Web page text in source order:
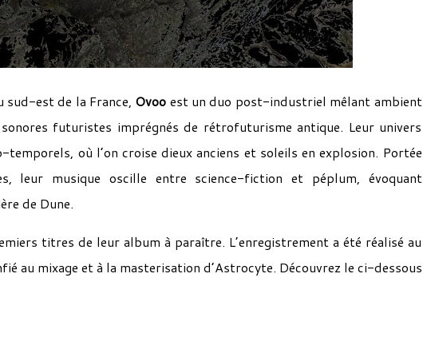
sud-est de la France, Ovoo est un duo post-industriel mêlant ambient
futuristes imprégnés de rétrofuturisme antique. Leur univers
où l’on croise dieux anciens et soleils en explosion. Portée
leur musique oscille entre science-fiction et péplum, évoquant
de Dune.
titres de leur album à paraître. L’enregistrement a été réalisé au
au mixage et à la masterisation d’Astrocyte. Découvrez le ci-dessous